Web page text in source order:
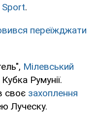
Sport.
переїжджати
Мілевський
Румунії.
своє захоплення
Луческу.